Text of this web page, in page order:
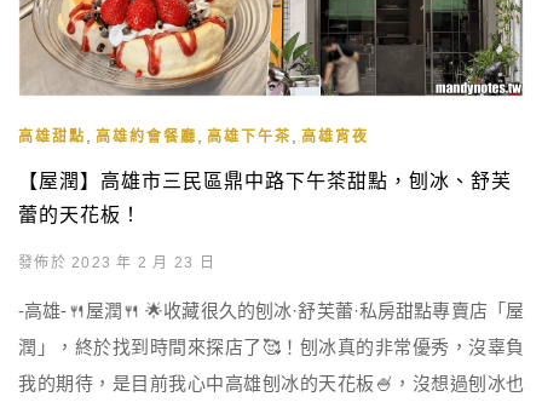
高雄甜點 高雄約會餐廳 高雄下午茶 高雄宵夜
【屋潤】高雄市三民區鼎中路下午茶甜點，刨冰、舒芙
蕾的天花板！
發佈於 2023 年 2 月 23 日
-高雄-🍴屋潤🍴 🌟收藏很久的刨冰·舒芙蕾·私房甜點專賣店「屋
潤」，終於找到時間來探店了🥰！刨冰真的非常優秀，沒辜負
我的期待，是目前我心中高雄刨冰的天花板🍧，沒想過刨冰也